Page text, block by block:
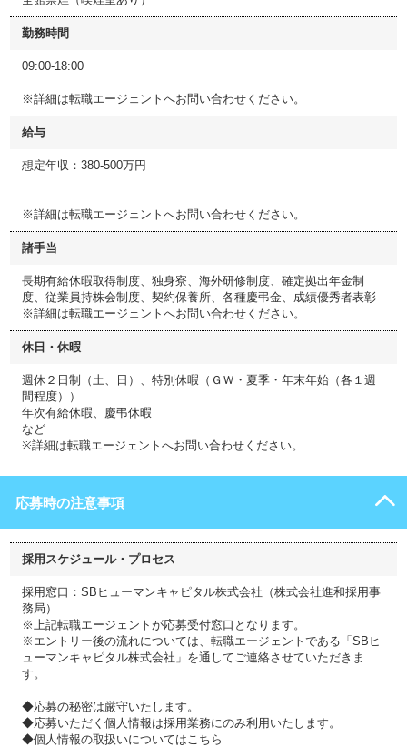
勤務時間
09:00-18:00
※詳細は転職エージェントへお問い合わせください。
給与
想定年収：380-500万円
※詳細は転職エージェントへお問い合わせください。
諸手当
長期有給休暇取得制度、独身寮、海外研修制度、確定拠出年金制
度、従業員持株会制度、契約保養所、各種慶弔金、成績優秀者表彰
※詳細は転職エージェントへお問い合わせください。
休日・休暇
週休２日制（土、日）、特別休暇（ＧＷ・夏季・年末年始（各１週
間程度））
年次有給休暇、慶弔休暇
など
※詳細は転職エージェントへお問い合わせください。
応募時の注意事項
採用スケジュール・プロセス
採用窓口：SBヒューマンキャピタル株式会社（株式会社進和採用事
務局）
※上記転職エージェントが応募受付窓口となります。
※エントリー後の流れについては、転職エージェントである「SBヒ
ューマンキャピタル株式会社」を通してご連絡させていただきま
す。
◆応募の秘密は厳守いたします。
◆応募いただく個人情報は採用業務にのみ利用いたします。
◆個人情報の取扱いについてはこちら